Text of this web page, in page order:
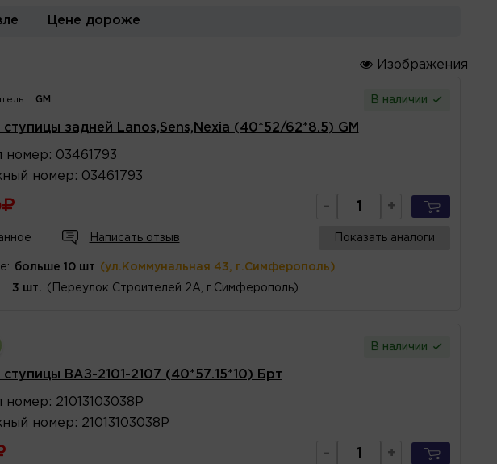
Цене дороже
Изображения
GM В наличии
ступицы задней Lanos,Sens,Nexia (40*52/62*8.5) GM
номер : 03461793
номер : 03461793
- +
Написать отзыв Показать аналоги
больше 10 шт (ул.Коммунальная 43, г.Симферополь)
3 шт. (Переулок Строителей 2А, г.Симферополь)
В наличии
ступицы ВАЗ-2101-2107 (40*57.15*10) Брт
номер : 21013103038Р
номер : 21013103038Р
- +